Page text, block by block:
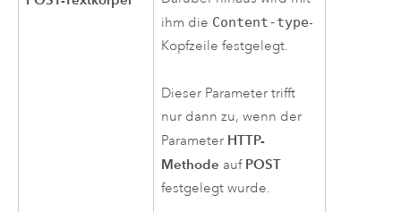
ihm die Content-type-
Kopfzeile festgelegt.
Dieser Parameter trifft
nur dann zu, wenn der
Parameter HTTP-
Methode auf POST
festgelegt wurde.